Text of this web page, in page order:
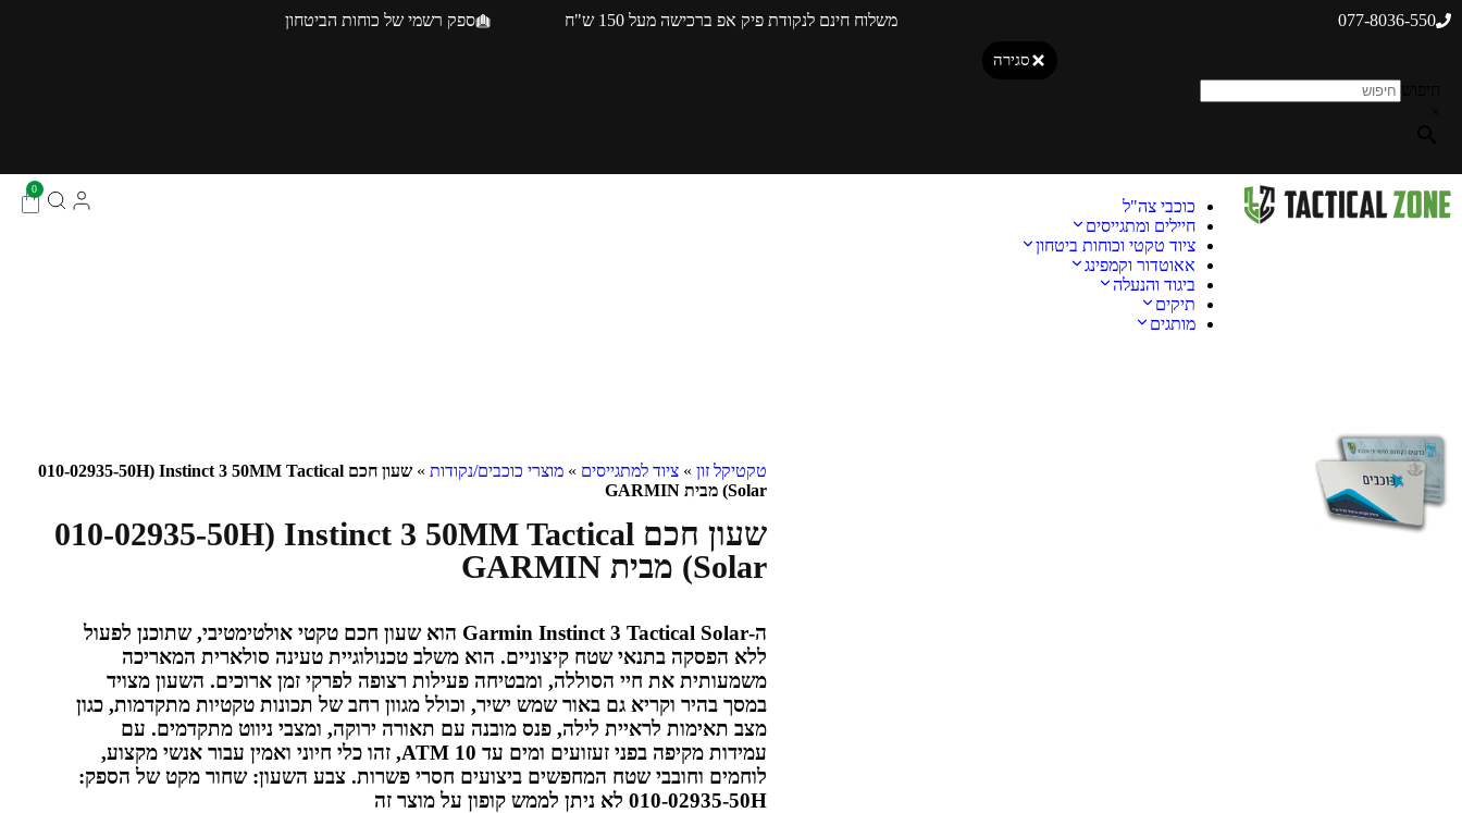
077-8036-550 משלוח חינם לנקודת פיק אפ ברכישה מעל 150 ש"ח ספק רשמי של כוחות הביטחון
סגירה
כוכבי צה"ל
חיילים ומתגייסים
ציוד טקטי וכוחות ביטחון
אאוטדור וקמפינג
ביגוד והנעלה
תיקים
מותגים
0
טקטיקל זון » ציוד למתגייסים » מוצרי כוכבים/נקודות »
שעון חכם 010-02935-50H) Instinct 3 50MM Tactical
Solar) מבית GARMIN
שעון חכם 010-02935-50H) Instinct 3 50MM Tactical
Solar) מבית GARMIN
ה-Garmin Instinct 3 Tactical Solar הוא שעון חכם טקטי אולטימטיבי, שתוכנן לפעול
ללא הפסקה בתנאי שטח קיצוניים. הוא משלב טכנולוגיית טעינה סולארית המאריכה
משמעותית את חיי הסוללה, ומבטיחה פעילות רצופה לפרקי זמן ארוכים. השעון מצויד
במסך בהיר וקריא גם באור שמש ישיר, וכולל מגוון רחב של תכונות טקטיות מתקדמות, כגון
מצב תאימות לראיית לילה, פנס מובנה עם תאורה ירוקה, ומצבי ניווט מתקדמים. עם
עמידות מקיפה בפני זעזועים ומים עד 10 ATM, זהו כלי חיוני ואמין עבור אנשי מקצוע,
לוחמים וחובבי שטח המחפשים ביצועים חסרי פשרות. צבע השעון: שחור מקט של הספק:
010-02935-50H לא ניתן לממש קופון על מוצר זה